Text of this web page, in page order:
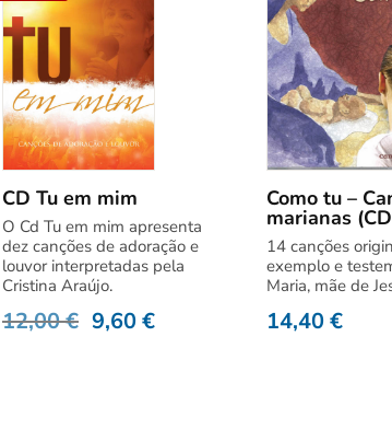
CD Tu em mim
O Cd Tu em mim apresenta
dez canções de adoração e
louvor interpretadas pela
Cristina Araújo.
12,00€ 9,60€
Como tu –
marianas
14 canções
exemplo e
Maria, mãe de
14,40€